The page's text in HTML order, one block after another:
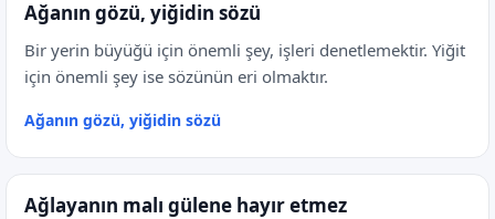
Ağanın gözü, yiğidin sözü
Bir yerin büyüğü için önemli şey, işleri denetlemektir. Yiğit
için önemli şey ise sözünün eri olmaktır.
Ağanın gözü, yiğidin sözü
Ağlayanın malı gülene hayır etmez